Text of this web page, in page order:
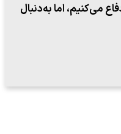
می‌کنیم، اما به‌دنبال